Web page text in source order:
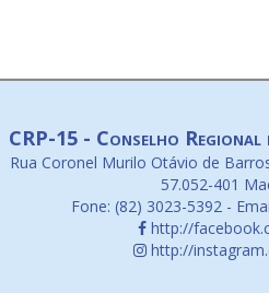
CRP-15 - Conselho Regional
Rua Coronel Murilo Otávio de
57.052-401
Fone: (82) 3023-5392 -
http://
http://